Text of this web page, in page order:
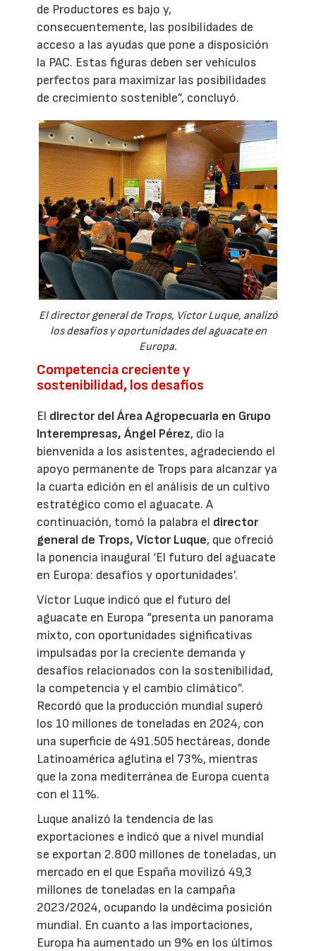
de Productores es bajo y,
consecuentemente, las posibilidades de
acceso a las ayudas que pone a disposición
la PAC. Estas figuras deben ser vehículos
perfectos para maximizar las posibilidades
de crecimiento sostenible”, concluyó.
El director general de Trops, Víctor Luque, analizó
los desafíos y oportunidades del aguacate en
Europa.
Competencia creciente y
sostenibilidad, los desafíos
El director del Área Agropecuaria en Grupo
Interempresas, Ángel Pérez, dio la
bienvenida a los asistentes, agradeciendo el
apoyo permanente de Trops para alcanzar ya
la cuarta edición en el análisis de un cultivo
estratégico como el aguacate. A
continuación, tomó la palabra el director
general de Trops, Víctor Luque, que ofreció
la ponencia inaugural ‘El futuro del aguacate
en Europa: desafíos y oportunidades’.
Víctor Luque indicó que el futuro del
aguacate en Europa “presenta un panorama
mixto, con oportunidades significativas
impulsadas por la creciente demanda y
desafíos relacionados con la sostenibilidad,
la competencia y el cambio climático”.
Recordó que la producción mundial superó
los 10 millones de toneladas en 2024, con
una superficie de 491.505 hectáreas, donde
Latinoamérica aglutina el 73%, mientras
que la zona mediterránea de Europa cuenta
con el 11%.
Luque analizó la tendencia de las
exportaciones e indicó que a nivel mundial
se exportan 2.800 millones de toneladas, un
mercado en el que España movilizó 49,3
millones de toneladas en la campaña
2023/2024, ocupando la undécima posición
mundial. En cuanto a las importaciones,
Europa ha aumentado un 9% en los últimos